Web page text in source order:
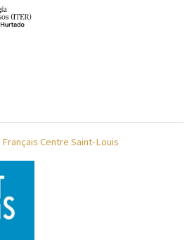
Centre Saint-Louis